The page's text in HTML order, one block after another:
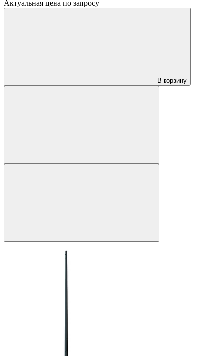
Актуальная цена по запросу
В корзину